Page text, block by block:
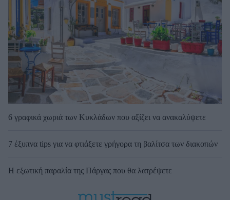
6 γραφικά χωριά των Κυκλάδων που αξίζει να ανακαλύψετε
7 έξυπνα tips για να φτιάξετε γρήγορα τη βαλίτσα των διακοπών
Η εξωτική παραλία της Πάργας που θα λατρέψετε